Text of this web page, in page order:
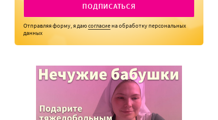
ПОДПИСАТЬСЯ
Отправляя форму, я даюсогласие на обработку персональных
данных